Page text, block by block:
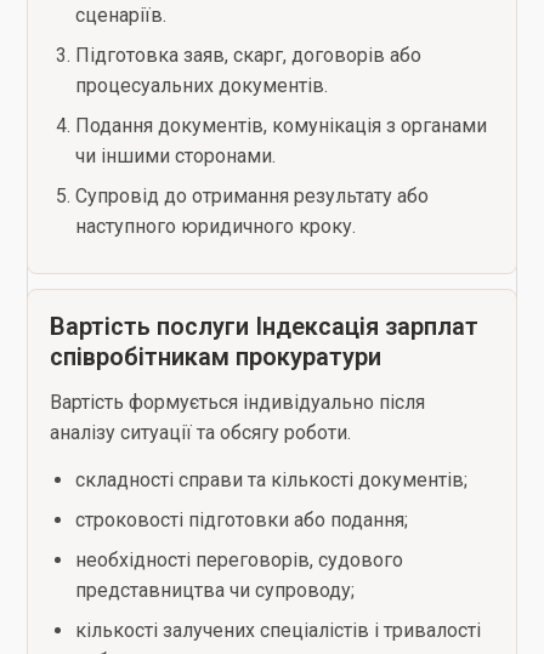
сценаріїв.
Підготовка заяв, скарг, договорів або
процесуальних документів.
Подання документів, комунікація з органами
чи іншими сторонами.
Супровід до отримання результату або
наступного юридичного кроку.
Вартість послуги Індексація зарплат
співробітникам прокуратури
Вартість формується індивідуально після
аналізу ситуації та обсягу роботи.
складності справи та кількості документів;
строковості підготовки або подання;
необхідності переговорів, судового
представництва чи супроводу;
кількості залучених спеціалістів і тривалості